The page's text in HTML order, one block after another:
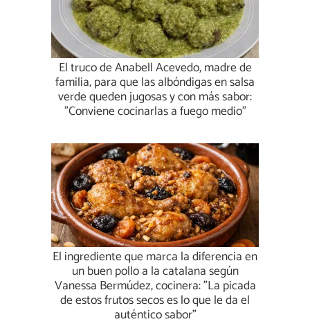
El truco de Anabell Acevedo, madre de
familia, para que las albóndigas en salsa
verde queden jugosas y con más sabor:
"Conviene cocinarlas a fuego medio"
El ingrediente que marca la diferencia en
un buen pollo a la catalana según
Vanessa Bermúdez, cocinera: "La picada
de estos frutos secos es lo que le da el
auténtico sabor"